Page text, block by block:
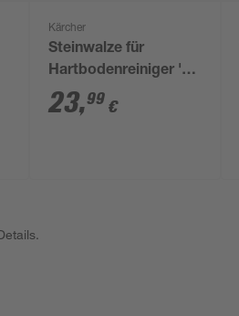
Kärcher
Steinwalze für
Hartbodenreiniger 'FC
2-4'
23,99 €